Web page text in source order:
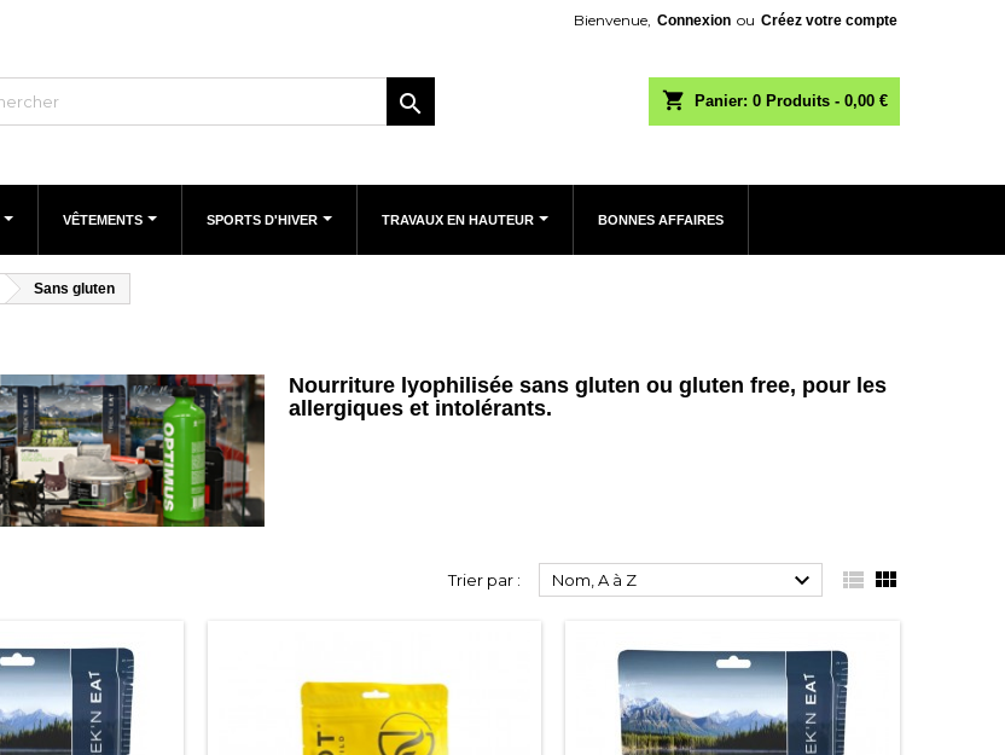
Bienvenue, Connexion ou Créez votre compte
shopping_cart Panier: 0 Produits - 0,00 €

VÊTEMENTS SPORTS D'HIVER TRAVAUX EN HAUTEUR BONNES AFFAIRES
Sans gluten
Nourriture lyophilisée sans gluten ou gluten free, pour les
allergiques et intolérants.
Trier par : Nom, A à Z   